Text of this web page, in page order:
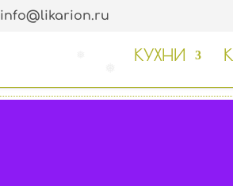
❅
info@likarion.ru
КУХНИ